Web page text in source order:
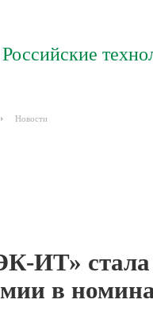
Российские
Новости
ИТ» стала
в